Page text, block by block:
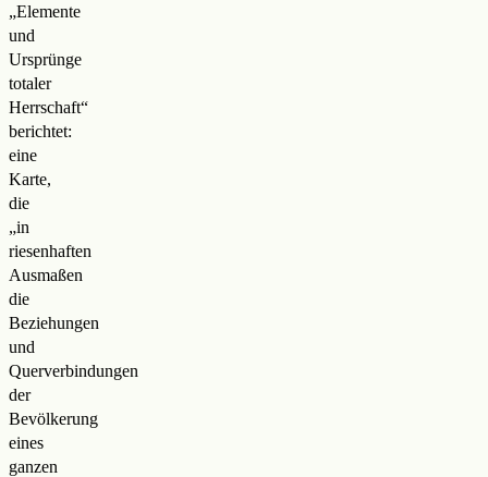
„Elemente
und
Ursprünge
totaler
Herrschaft“
berichtet:
eine
Karte,
die
„in
riesenhaften
Ausmaßen
die
Beziehungen
und
Querverbindungen
der
Bevölkerung
eines
ganzen